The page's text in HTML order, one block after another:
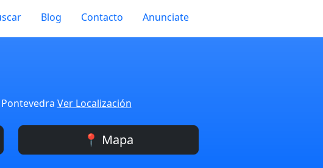
Blog Contacto Anunciate
Ver Localización
📍 Mapa